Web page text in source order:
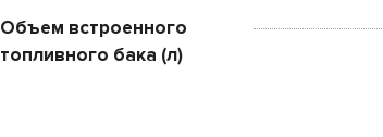
Объем встроенного
топливного бака (л)